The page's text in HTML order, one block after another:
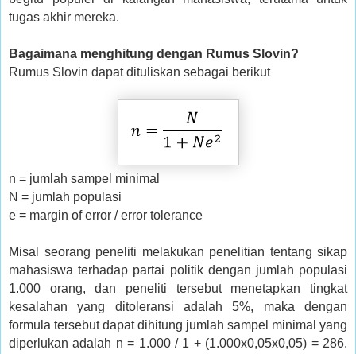
tugas akhir mereka.
Bagaimana menghitung dengan Rumus Slovin?
Rumus Slovin dapat dituliskan sebagai berikut
n = jumlah sampel minimal
N = jumlah populasi
e = margin of error / error tolerance
Misal seorang peneliti melakukan penelitian tentang sikap
mahasiswa terhadap partai politik dengan jumlah populasi
1.000 orang, dan peneliti tersebut menetapkan tingkat
kesalahan yang ditoleransi adalah 5%, maka dengan
formula tersebut dapat dihitung jumlah sampel minimal yang
diperlukan adalah n = 1.000 / 1 + (1.000x0,05x0,05) = 286.